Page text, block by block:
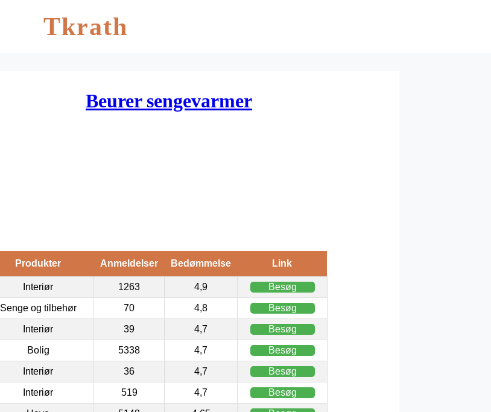
Tkrath
Beurer sengevarmer
Produkter Anmeldelser Bedømmelse Link
Interiør 1263 4,9 Besøg
Senge og tilbehør 70 4,8 Besøg
Interiør 39 4,7 Besøg
Bolig 5338 4,7 Besøg
Interiør 36 4,7 Besøg
Interiør 519 4,7 Besøg